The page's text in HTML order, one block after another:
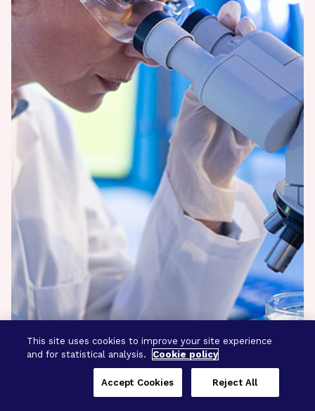
This site uses cookies to improve your site experience
and for statistical analysis.
Cookie policy
Reject All
Accept Cookies